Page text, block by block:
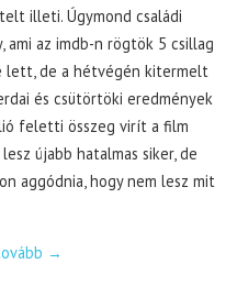
illeti. Úgymond családi
ami az imdb-n rögtök 5 csillag
de a hétvégén kitermelt
és csütörtöki eredmények
feletti összeg virít a film
újabb hatalmas siker, de
aggódnia, hogy nem lesz mit
→